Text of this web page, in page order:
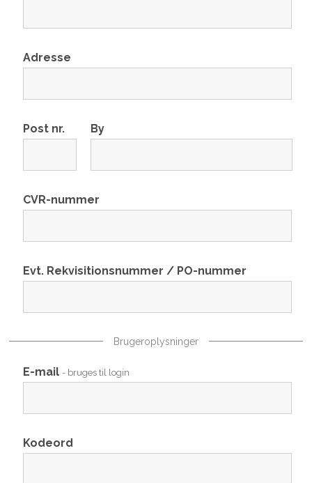
Adresse
Post nr. By
CVR-nummer
Evt. Rekvisitionsnummer / PO-nummer
Brugeroplysninger
E-mail - bruges til login
Kodeord